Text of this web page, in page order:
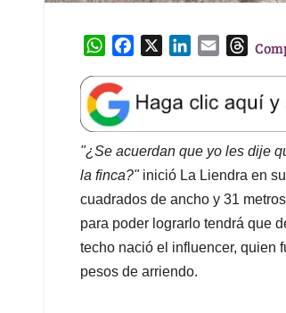
W
a
t
s
A
p
p
e
b
o
o
k
k
e
d
I
n
l
T
e
a
d
s
"¿Se acuerdan que yo les dije
la finca?" inició La Liendra en
cuadrados de ancho y 31
para poder lograrlo tendrá que
techo nació el influencer, quien
pesos de arriendo.